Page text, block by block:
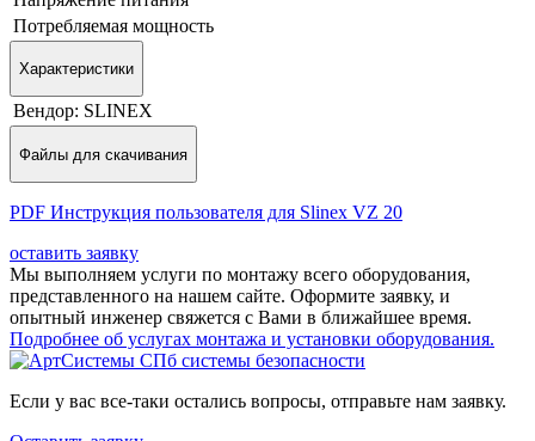
Потребляемая мощность
Характеристики
Вендор: SLINEX
Файлы для скачивания
PDF Инструкция пользователя для Slinex VZ 20
оставить заявку
Мы выполняем услуги по монтажу всего оборудования,
представленного на нашем сайте. Оформите заявку, и
опытный инженер свяжется с Вами в ближайшее время.
Подробнее об услугах монтажа и установки оборудования.
Если у вас все-таки остались вопросы, отправьте нам заявку.